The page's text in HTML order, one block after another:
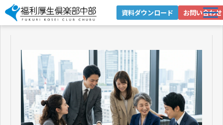
資料ダウンロード お問い合わせ
サービス紹介
導入事例
お役立ちブログ
お役立ち資料